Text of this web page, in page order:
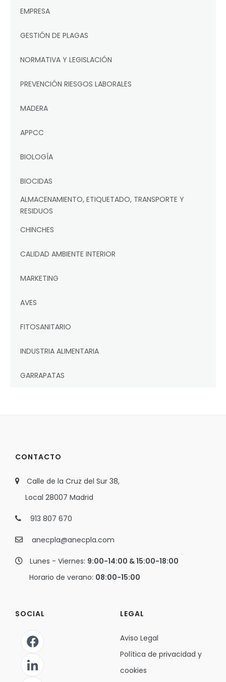
EMPRESA
GESTIÓN DE PLAGAS
NORMATIVA Y LEGISLACIÓN
PREVENCIÓN RIESGOS LABORALES
MADERA
APPCC
BIOLOGÍA
BIOCIDAS
ALMACENAMIENTO, ETIQUETADO, TRANSPORTE Y
RESIDUOS
CHINCHES
CALIDAD AMBIENTE INTERIOR
MARKETING
AVES
FITOSANITARIO
INDUSTRIA ALIMENTARIA
GARRAPATAS
CONTACTO
Calle de la Cruz del Sur 38,
Local 28007 Madrid
913 807 670
anecpla@anecpla.com
Lunes - Viernes: 9:00-14:00 & 15:00-18:00
Horario de verano: 08:00-15:00
SOCIAL LEGAL
Aviso Legal
Política de privacidad y
cookies